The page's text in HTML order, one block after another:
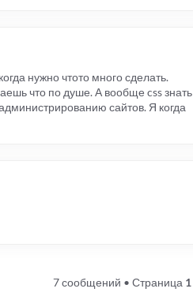
нужно чтото много сделать.
что по душе. А вообще css знать
сайтов. Я когда
7 сообщений • Страница 1